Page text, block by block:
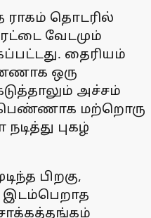
ராகம் தொடரில்
வேடமும்
தைரியம்
ஒரு
அச்சம்
மற்றொரு
புகழ்
பிறகு,
இடம்பெறாத